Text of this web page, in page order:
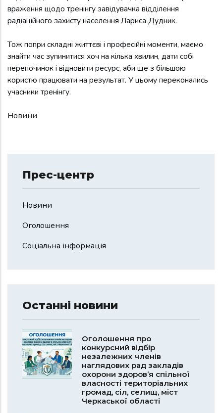
враження щодо тренінгу завідувачка відділення
радіаційного захисту населення Лариса Дудник.
Тож попри складні життєві і професійні моменти, маємо
знайти час зупинитися хоч на кілька хвилин, дати собі
перепочинок і відновити ресурс, аби ще з більшою
користю працювати на результат. У цьому переконались
учасники тренінгу.
Новини
Прес-центр
Новини
Оголошення
Соціальна інформація
Останні новини
Оголошення про
конкурсний відбір
незалежних членів
наглядових рад закладів
охорони здоров’я спільної
власності територіальних
громад, сіл, селищ, міст
Черкаської області